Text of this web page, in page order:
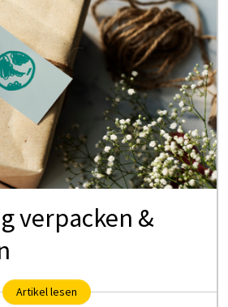
verpacken &
Artikel lesen